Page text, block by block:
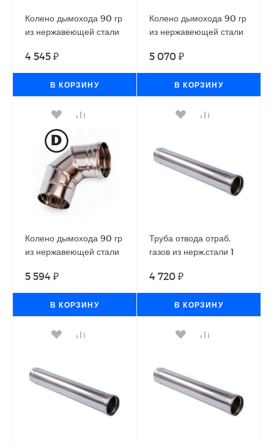
Колено дымохода 90 гр
из нержавеющей стали
теплогенераторов
Ballu-Biemmedue
4 545 ₽
В КОРЗИНУ
Колено дымохода 90 гр
из нержавеющей стали
теплогенераторов
Ballu-Biemmedue
5 070 ₽
В КОРЗИНУ
Колено дымохода 90 гр
из нержавеющей стали
теплогенераторов
Ballu-Biemmedue
5 594 ₽
В КОРЗИНУ
Труба отвода отраб.
газов из нерж.стали 1
теплогенераторов
Ballu-Biemmedue
4 720 ₽
В КОРЗИНУ